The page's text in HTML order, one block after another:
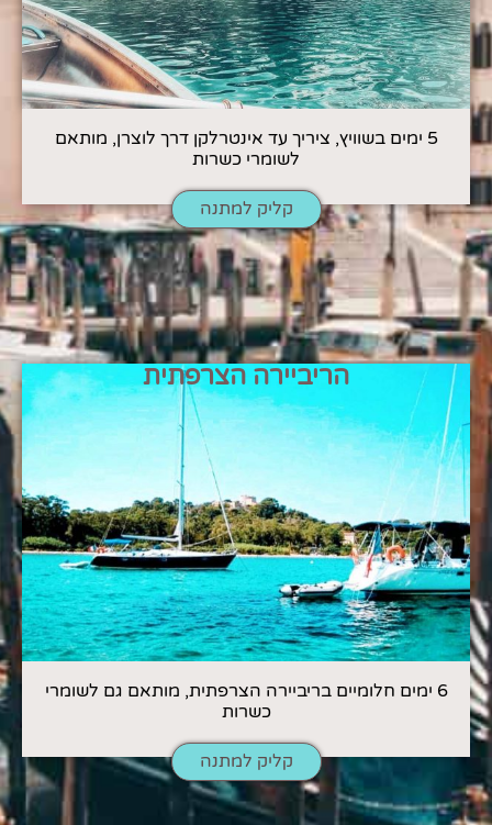
5 ימים בשוויץ, ציריך עד אינטרלקן דרך לוצרן, מותאם
לשומרי כשרות
קליק למתנה
הריביירה הצרפתית
6 ימים חלומיים בריביירה הצרפתית, מותאם גם לשומרי
כשרות
קליק למתנה